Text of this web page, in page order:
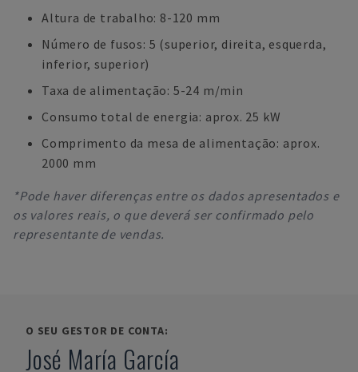
Altura de trabalho: 8-120 mm
Número de fusos: 5 (superior, direita, esquerda,
inferior, superior)
Taxa de alimentação: 5-24 m/min
Consumo total de energia: aprox. 25 kW
Comprimento da mesa de alimentação: aprox.
2000 mm
*Pode haver diferenças entre os dados apresentados e
os valores reais, o que deverá ser confirmado pelo
representante de vendas.
O SEU GESTOR DE CONTA:
José María García